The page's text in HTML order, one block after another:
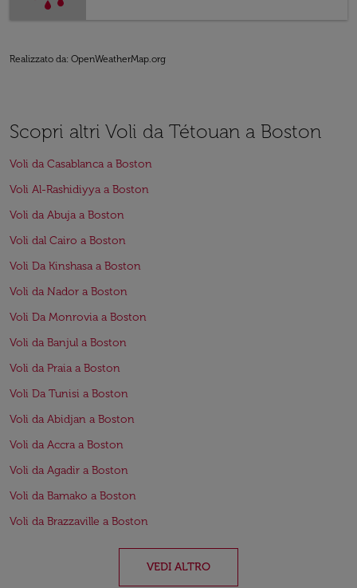
Realizzato da: OpenWeatherMap.org
Scopri altri Voli da Tétouan a Boston
Voli da Casablanca a Boston
Voli Al-Rashidiyya a Boston
Voli da Abuja a Boston
Voli dal Cairo a Boston
Voli Da Kinshasa a Boston
Voli da Nador a Boston
Voli Da Monrovia a Boston
Voli da Banjul a Boston
Voli da Praia a Boston
Voli Da Tunisi a Boston
Voli da Abidjan a Boston
Voli da Accra a Boston
Voli da Agadir a Boston
Voli da Bamako a Boston
Voli da Brazzaville a Boston
VEDI ALTRO